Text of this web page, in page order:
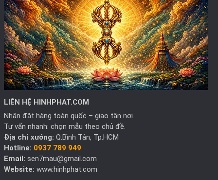
LIÊN HỆ HINHPHAT.COM
Nhận đặt hàng toàn quốc – giao tận nơi.
Tư vấn nhanh: chọn mẫu theo chủ đề.
Địa chỉ xưởng: Q.Bình Tân, Tp.HCM
Hotline: 0937 789 949
Email: sen7mau@gmail.com
Website: www.hinhphat.com